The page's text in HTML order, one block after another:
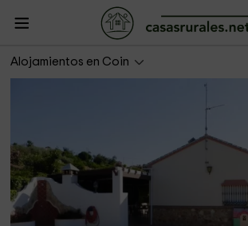
Alojamientos en Coin
Casa Rural Sebastián